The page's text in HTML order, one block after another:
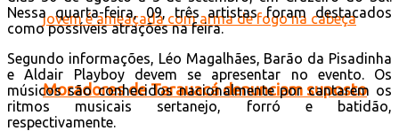
Moradores de Tarauacá denunciam suposto
Nessa quarta-feira, 09, três artistas foram destacados
como possíveis atrações na feira.
Segundo informações, Léo Magalhães, Barão da Pisadinha
e Aldair Playboy devem se apresentar no evento. Os
músicos são conhecidos nacionalmente por cantarem os
ritmos musicais sertanejo, forró e batidão,
respectivamente.